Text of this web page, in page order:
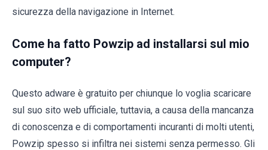
sicurezza della navigazione in Internet.
Come ha fatto Powzip ad installarsi sul mio
computer?
Questo adware è gratuito per chiunque lo voglia scaricare
sul suo sito web ufficiale, tuttavia, a causa della mancanza
di conoscenza e di comportamenti incuranti di molti utenti,
Powzip spesso si infiltra nei sistemi senza permesso. Gli